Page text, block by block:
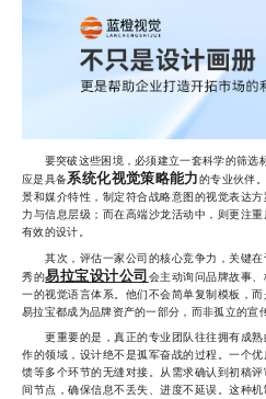
要突破这些困境，必须建立一套科学的筛选
应是具备系统化视觉策略能力的专业伙伴
景和媒介特性，制定符合战略意图的视觉表达
力与信息层级；而在高端沙龙活动中，则更注
有效的设计。
其次，评估一家公司的核心竞争力，关键在
秀的易拉宝设计公司 会主动询问品牌故事
一的视觉语言体系。他们不会简单复制模板，
易拉宝都成为品牌资产的一部分，而非孤立的宣
更重要的是，真正的专业团队往往拥有成熟
作的领域，设计绝不是孤军奋战的过程。一个
馈等多个环节的无缝对接。从需求确认到初稿
间节点，确保信息不丢失、进度不延误。这种